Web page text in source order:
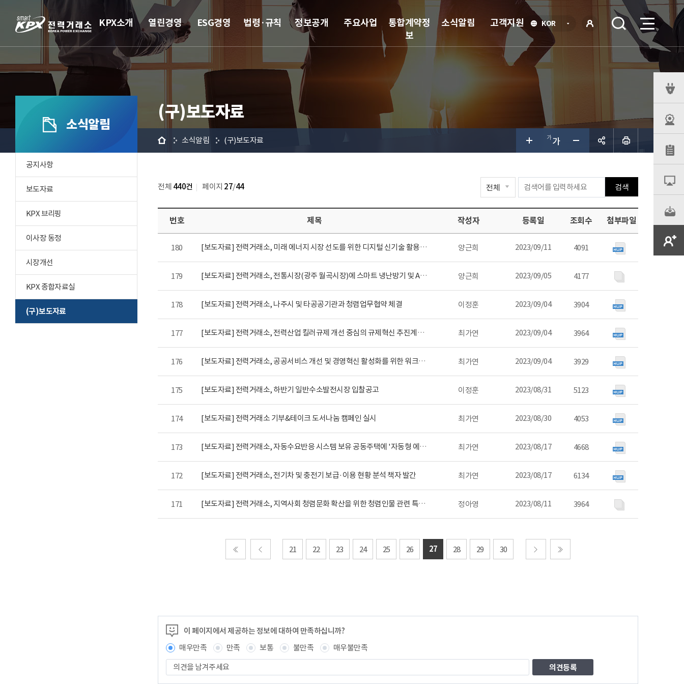
KOR언
선
그인
KPX소개 열린경영 ESG경영 법령·규칙 정보공개 주요사업
통합계약정
보
소식알림 고객지원
소식알림
공지사항
보도자료
KPX 브리핑
이사장 동정
시장개선
KPX 종합자료실
(구)보도자료
(구)보도자료
홈 소식알림 (구)보도자료
검색
전체 440건 페이지 27/44
번호 제목 작성자 등록일 조회수 첨부파일
180 [보도자료] 전력거래소, 미래 에너지 시장 선도를 위한 디지털 신기술 활용 특강 개최 양근희 2023/09/11 4091
179 [보도자료] 전력거래소, 전통시장(광주 월곡시장)에 스마트 냉난방기 및 AMI 지원사업.. 양근희 2023/09/05 4177
178 [보도자료] 전력거래소, 나주시 및 타공공기관과 청렴업무협약 체결 이정훈 2023/09/04 3904
177 [보도자료] 전력거래소, 전력산업 킬러규제 개선 중심의 규제혁신 추진계획 발표 최가연 2023/09/04 3964
176 [보도자료] 전력거래소, 공공서비스 개선 및 경영혁신 활성화를 위한 워크숍 개최 최가연 2023/09/04 3929
175 [보도자료] 전력거래소, 하반기 일반수소발전시장 입찰공고 이정훈 2023/08/31 5123
174 [보도자료] 전력거래소 기부&테이크 도서나눔 캠페인 실시 최가연 2023/08/30 4053
173 [보도자료] 전력거래소, 자동수요반응 시스템 보유 공동주택에 '자동형 에너지쉼.. 최가연 2023/08/17 4668
172 [보도자료] 전력거래소, 전기차 및 충전기 보급·이용 현황 분석 책자 발간 최가연 2023/08/17 6134
171 [보도자료] 전력거래소, 지역사회 청렴문화 확산을 위한 청렴인물 관련 특강시행 정아영 2023/08/11 3964
21 22 23 24 25 26 27 28 29
30
이 페이지에서 제공하는 정보에 대하여 만족하십니까?
매우만족
만족 보통 불만족
매우불만족
견